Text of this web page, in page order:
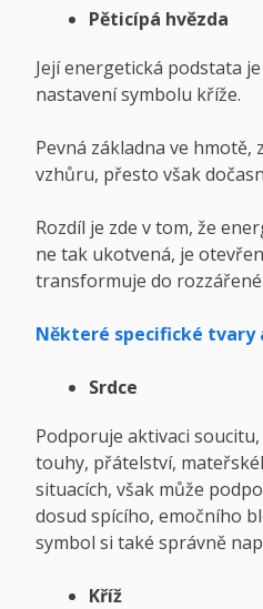
Pěticípá hvězda
Její energetická podstata
nastavení symbolu kříže.
Pevná základna ve
vzhůru, přesto však
Rozdíl je zde v tom, že
ne tak ukotvená, je
transformuje do rozzářené
Některé specifické tvary
Srdce
Podporuje aktivaci
touhy, přátelství,
situacích, však může
dosud spícího, emočního
symbol si také správně
Kříž